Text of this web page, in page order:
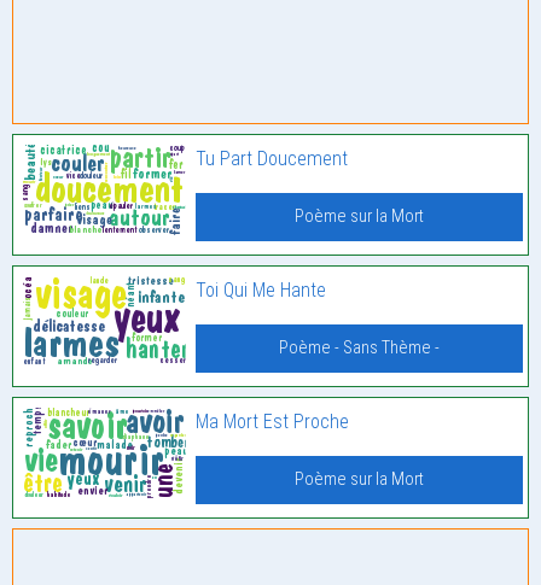
Tu Part Doucement
Poème sur la Mort
Toi Qui Me Hante
Poème - Sans Thème -
Ma Mort Est Proche
Poème sur la Mort